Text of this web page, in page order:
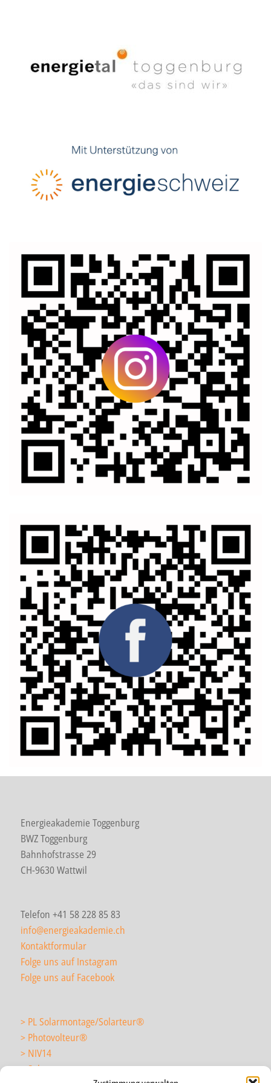
Energieakademie Toggenburg
BWZ Toggenburg
Bahnhofstrasse 29
CH-9630 Wattwil
Telefon +41 58 228 85 83
info@energieakademie.ch
Kontaktformular
Folge uns auf Instagram
Folge uns auf Facebook
> PL Solarmontage/Solarteur®
> Photovolteur®
> NIV14
> Solarmonteur